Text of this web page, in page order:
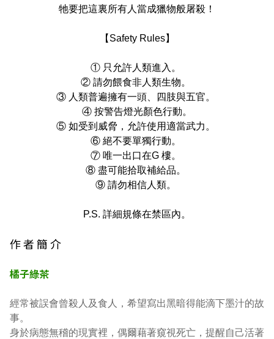
牠要把這裏所有人當成獵物般屠殺！
【Safety Rules】
① 只允許人類進入。
② 請勿餵食非人類生物。
③ 人類普遍擁有一頭、四肢與五官。
④ 按警告燈光顏色行動。
⑤ 如受到威脅，允許使用適當武力。
⑥ 絕不要單獨行動。
⑦ 唯一出口在G 樓。
⑧ 盡可能拾取補給品。
⑨ 請勿相信人類。
P.S. 詳細規條在禁區內。
作 者 簡 介
橘子綠茶
經常被誤會曾殺人及食人，希望寫出黑暗得能滴下墨汁的故
事。
身於病態無稽的現實裡，偶爾藉著窺視死亡，提醒自己活著